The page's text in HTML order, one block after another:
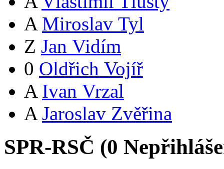
A Miroslav Tyl
Z Jan Vidím
0 Oldřich Vojíř
A Ivan Vrzal
A Jaroslav Zvěřina
SPR-RSČ (0